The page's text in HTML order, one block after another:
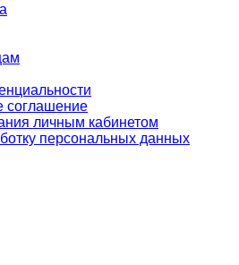
соглашение
личным кабинетом
персональных данных